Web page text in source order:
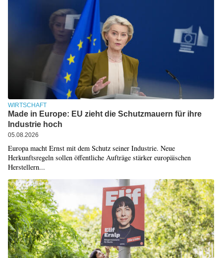
WIRTSCHAFT
Made in Europe: EU zieht die Schutzmauern für ihre
Industrie hoch
05.08.2026
Europa macht Ernst mit dem Schutz seiner Industrie. Neue
Herkunftsregeln sollen öffentliche Aufträge stärker europäischen
Herstellern...